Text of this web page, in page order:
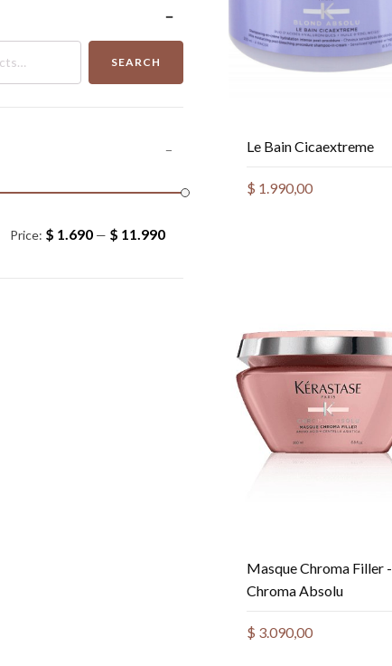
SEARCH
Price: $ 1.690 — $ 11.990
Le Bain Cicaextreme
$ 1.990,00
Masque Chroma Filler -
Chroma Absolu
$ 3.090,00